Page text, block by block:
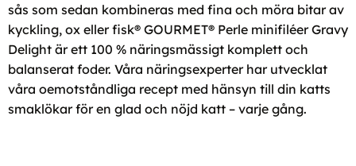
sås som sedan kombineras med fina och möra bitar av
kyckling, ox eller fisk® GOURMET® Perle minifiléer Gravy
Delight är ett 100 % näringsmässigt komplett och
balanserat foder. Våra näringsexperter har utvecklat
våra oemotståndliga recept med hänsyn till din katts
smaklökar för en glad och nöjd katt – varje gång.